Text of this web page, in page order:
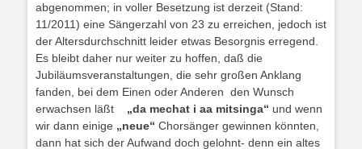
abgenommen; in voller Besetzung ist derzeit (Stand:
11/2011) eine Sängerzahl von 23 zu erreichen, jedoch ist
der Altersdurchschnitt leider etwas Besorgnis erregend.
Es bleibt daher nur weiter zu hoffen, daß die
Jubiläumsveranstaltungen, die sehr großen Anklang
fanden, bei dem Einen oder Anderen den Wunsch
erwachsen läßt „da mechat i aa mitsinga“ und wenn
wir dann einige „neue“ Chorsänger gewinnen könnten,
dann hat sich der Aufwand doch gelohnt- denn ein altes